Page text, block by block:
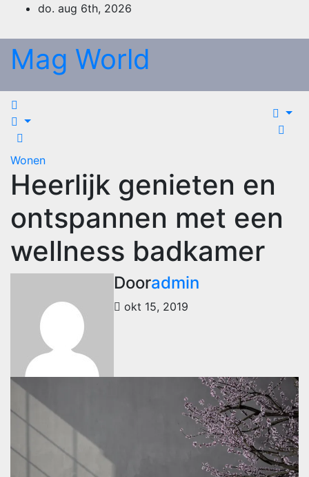
de
inhoud
do. aug 6th, 2026
Mag World
Wonen
Heerlijk genieten en
ontspannen met een
wellness badkamer
Dooradmin
okt 15, 2019